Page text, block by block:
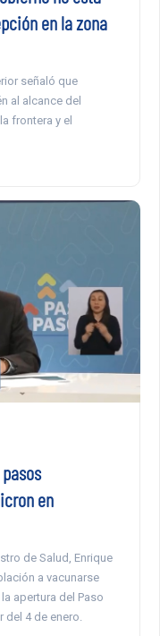
en la zona
señaló que
al alcance del
frontera y el
en
de Salud, Enrique
a vacunarse
apertura del Paso
del 4 de enero.